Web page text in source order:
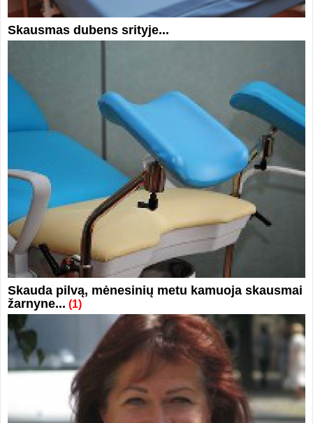
Skausmas dubens srityje...
Skauda pilvą, mėnesinių metu kamuoja skausmai
žarnyne... (1)